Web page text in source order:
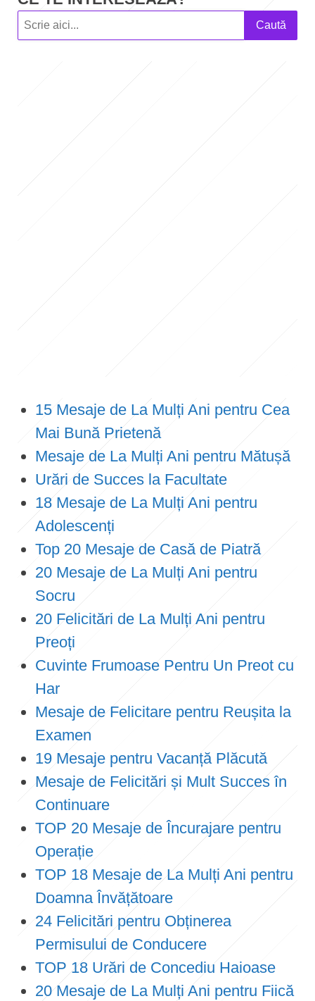
Caută
15 Mesaje de La Mulți Ani pentru Cea
Mai Bună Prietenă
Mesaje de La Mulți Ani pentru Mătușă
Urări de Succes la Facultate
18 Mesaje de La Mulți Ani pentru
Adolescenți
Top 20 Mesaje de Casă de Piatră
20 Mesaje de La Mulți Ani pentru
Socru
20 Felicitări de La Mulți Ani pentru
Preoți
Cuvinte Frumoase Pentru Un Preot cu
Har
Mesaje de Felicitare pentru Reușita la
Examen
19 Mesaje pentru Vacanță Plăcută
Mesaje de Felicitări și Mult Succes în
Continuare
TOP 20 Mesaje de Încurajare pentru
Operație
TOP 18 Mesaje de La Mulți Ani pentru
Doamna Învățătoare
24 Felicitări pentru Obținerea
Permisului de Conducere
TOP 18 Urări de Concediu Haioase
20 Mesaje de La Mulți Ani pentru Fiică